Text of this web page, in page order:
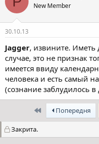
New Member
30.10.13
Jagger, извините. Иметь
случае, это не признак
имеется ввиду
человека и есть самый
(сознание заблудилось в
ПершийПопередня
Закрита.